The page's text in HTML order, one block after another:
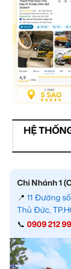
HỆ
Chi Nhánh 1
📍 11 Đường
Thủ Đức,
📞 0909 212